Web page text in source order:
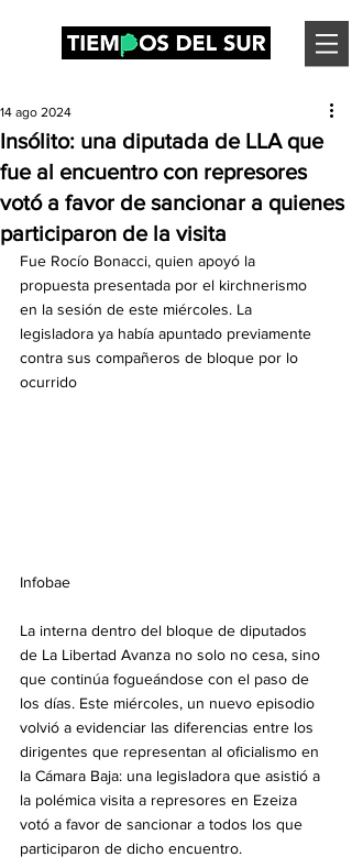
Insólito: una diputada de LLA que
fue al encuentro con represores
votó a favor de sancionar a quienes
participaron de la visita
14 ago 2024
Fue Rocío Bonacci, quien apoyó la
propuesta presentada por el kirchnerismo
en la sesión de este miércoles. La
legisladora ya había apuntado previamente
contra sus compañeros de bloque por lo
ocurrido
Infobae
La interna dentro del bloque de diputados
de La Libertad Avanza no solo no cesa, sino
que continúa fogueándose con el paso de
los días. Este miércoles, un nuevo episodio
volvió a evidenciar las diferencias entre los
dirigentes que representan al oficialismo en
la Cámara Baja: una legisladora que asistió a
la polémica visita a represores en Ezeiza
votó a favor de sancionar a todos los que
participaron de dicho encuentro.